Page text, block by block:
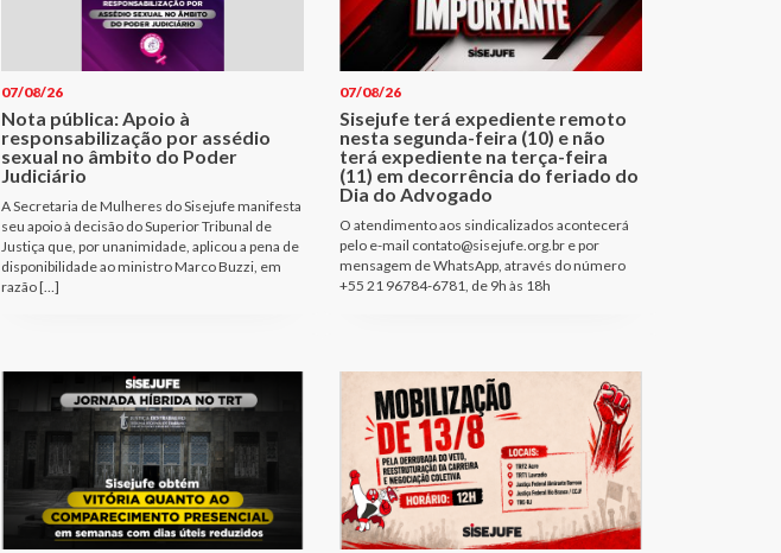
07/08/26
Nota pública: Apoio à
responsabilização por assédio
sexual no âmbito do Poder
Judiciário
A Secretaria de Mulheres do Sisejufe manifesta
seu apoio à decisão do Superior Tribunal de
Justiça que, por unanimidade, aplicou a pena de
disponibilidade ao ministro Marco Buzzi, em
razão […]
07/08/26
Sisejufe terá expediente remoto
nesta segunda-feira (10) e não
terá expediente na terça-feira
(11) em decorrência do feriado do
Dia do Advogado
O atendimento aos sindicalizados acontecerá
pelo e-mail contato@sisejufe.org.br e por
mensagem de WhatsApp, através do número
+55 21 96784-6781, de 9h às 18h